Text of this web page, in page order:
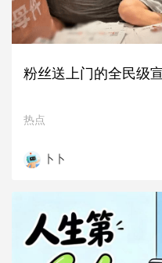
粉丝送上门的全民级
热点
卜卜